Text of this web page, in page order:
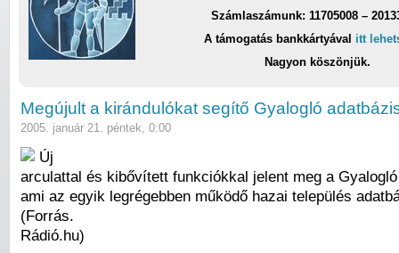
Számlaszámunk: 11705008 –
A támogatás bankkártyával itt
Nagyon köszönjük.
Megújult a kirándulókat segítő Gyalogló
2005. január 21. péntek, 0:00
Új
arculattal és kibővített funkciókkal jelent meg a
ami az egyik legrégebben működő hazai település
(Forrás.
Rádió.hu)